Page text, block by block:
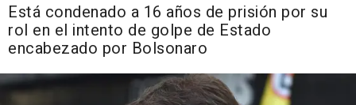
Está condenado a 16 años de prisión por su
rol en el intento de golpe de Estado
encabezado por Bolsonaro